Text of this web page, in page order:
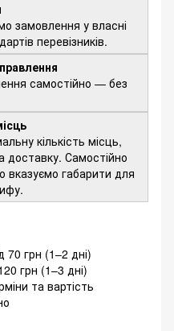
замовлення у власні
перевізників.
самостійно — без
кількість місць,
доставку. Самостійно
габарити для
70 грн (1–2 дні)
грн (1–3 дні)
та вартість